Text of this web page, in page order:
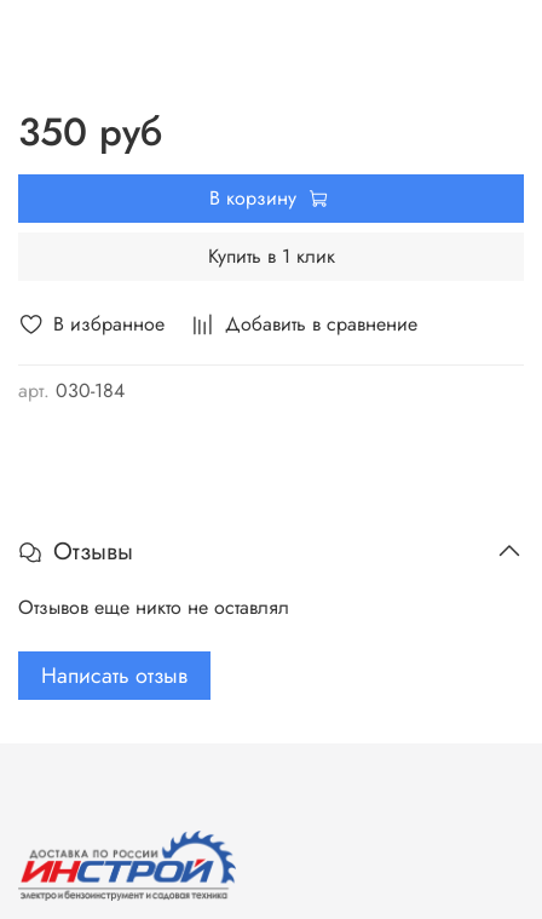
В избранное Добавить в сравнение
арт. 030-184
350 руб
В корзину
Купить в 1 клик
Отзывы
Отзывов еще никто не оставлял
Написать отзыв